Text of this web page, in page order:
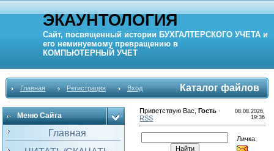
ЭКАУНТОЛОГИЯ
Сайт, посвященный истории БУХГАЛТЕРСКОГО УЧЕТА и
его неминуемому превращению в
КОМПЬЮТЕРНЫЙ УЧЕТ
Главная Регистрация Вход Каталог файлов
Меню Сайта
Главная
Приветствую Вас ,Гость ·
RSS
08.08.2026,
19:36
Личка: